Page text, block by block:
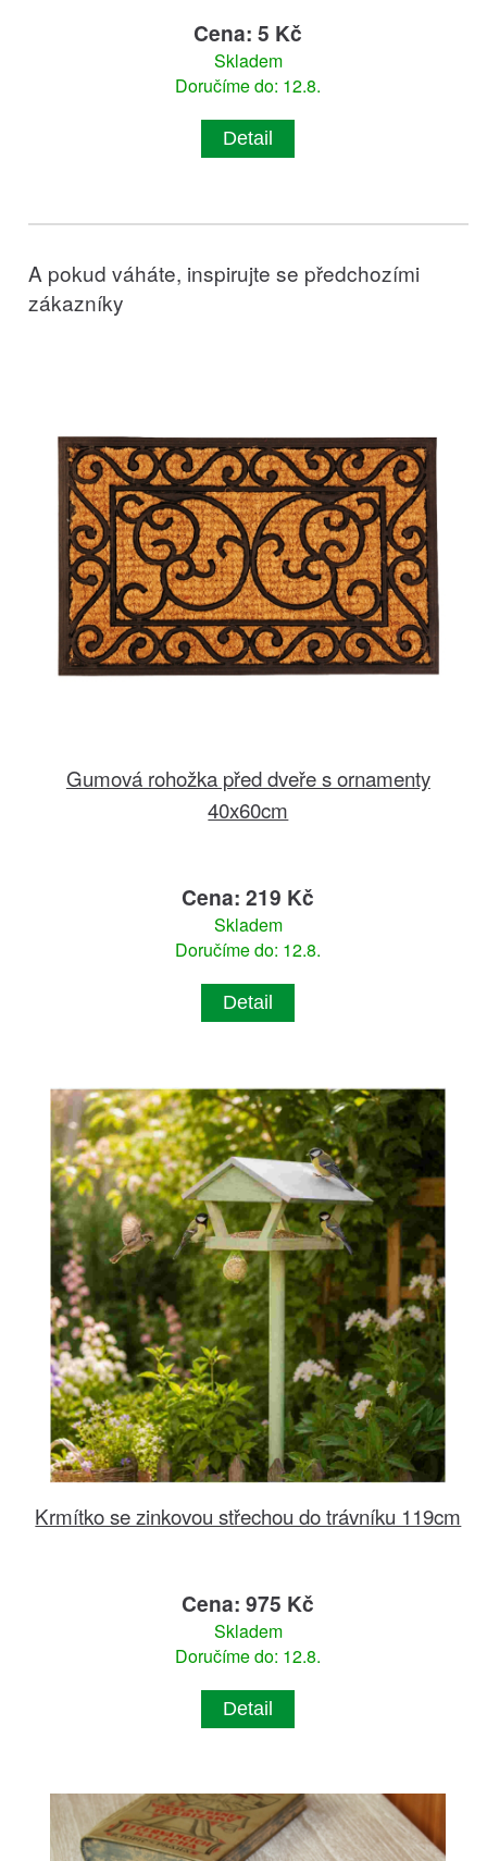
Cena: 5 Kč
Skladem
Doručíme do: 12.8.
Detail
A pokud váháte, inspirujte se předchozími
zákazníky
Gumová rohožka před dveře s ornamenty
40x60cm
Cena: 219 Kč
Skladem
Doručíme do: 12.8.
Detail
Krmítko se zinkovou střechou do trávníku 119cm
Cena: 975 Kč
Skladem
Doručíme do: 12.8.
Detail